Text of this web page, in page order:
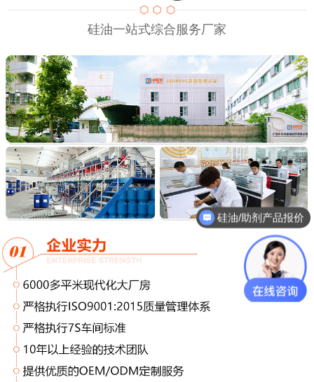
硅油一站式综合服务厂家
硅油/助剂产品报价
技术工程师推荐产品